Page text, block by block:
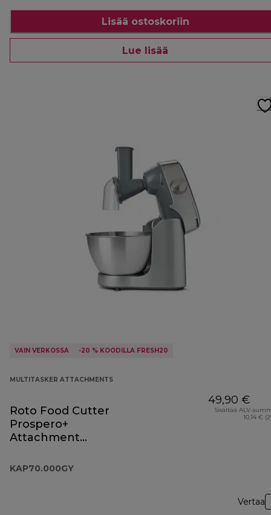
Lisää ostoskoriin
Lue lisää
VAIN VERKOSSA -20 % KOODILLA FRESH20
MULTITASKER ATTACHMENTS
Roto Food Cutter
Prospero+
Attachment
KAP70.000GY
49,90 €
Sisältää ALV-
10,14 €
Vertaa